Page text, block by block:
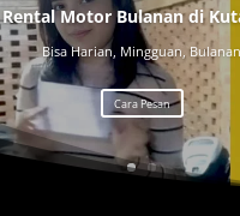
Rental Motor Bulanan di
Bisa Harian, Mingguan, Bulanan
Cara Pesan